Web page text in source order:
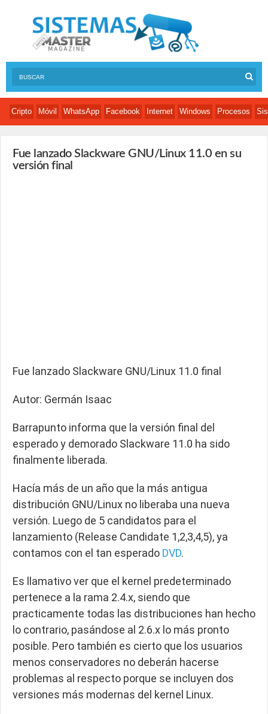
Cripto Móvil WhatsApp Facebook Internet Windows Procesos
Fue lanzado Slackware GNU/Linux 11.0 en su
versión final
Fue lanzado Slackware GNU/Linux 11.0 final
Autor: Germán Isaac
Barrapunto informa que la versión final del
esperado y demorado Slackware 11.0 ha sido
finalmente liberada.
Hacía más de un año que la más antigua
distribución GNU/Linux no liberaba una nueva
versión. Luego de 5 candidatos para el
lanzamiento (Release Candidate 1,2,3,4,5), ya
contamos con el tan esperado DVD.
Es llamativo ver que el kernel predeterminado
pertenece a la rama 2.4.x, siendo que
practicamente todas las distribuciones han hecho
lo contrario, pasándose al 2.6.x lo más pronto
posible. Pero también es cierto que los usuarios
menos conservadores no deberán hacerse
problemas al respecto porque se incluyen dos
versiones más modernas del kernel Linux.